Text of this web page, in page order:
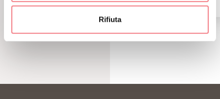
Rifiuta